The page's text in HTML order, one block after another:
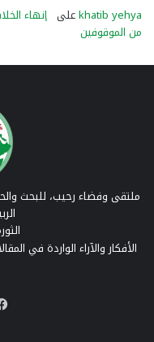
khatib yehyaعلى إنهاء
من الموقوفين
ملتقى وفضاء رحيب، للبحث
الأفكار والآراء الواردة في